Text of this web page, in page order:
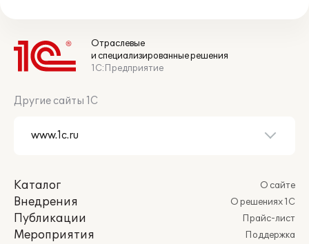
Отраслевые
и специализированные решения
1С:Предприятие
Другие сайты 1С
Каталог
Внедрения
Публикации
Мероприятия
О сайте
О решениях 1С
Прайс-лист
Поддержка